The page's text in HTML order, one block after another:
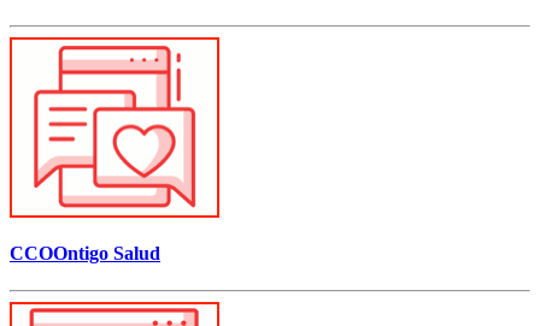
CCOOntigo Salud